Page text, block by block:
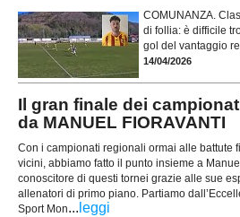
COMUNANZA.
di follia: è difficile
gol del vantaggio
14/04/2026
Il gran finale dei
da MANUEL FIORAVANTI
Con i campionati regionali ormai alle battute
vicini, abbiamo fatto il punto insieme a
conoscitore di questi tornei grazie alle sue
allenatori di primo piano. Partiamo
Sport Mon... leggi